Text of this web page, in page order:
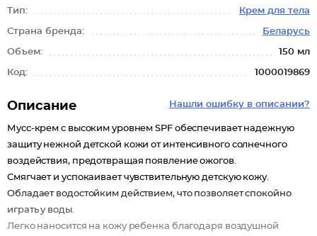
Тип: Крем для тела
Страна бренда: Беларусь
Объем: 150 мл
Код: 1000019869
Нашли ошибку в описании?
Описание
Мусс-крем с высоким уровнем SPF обеспечивает надежную
защиту нежной детской кожи от интенсивного солнечного
воздействия, предотвращая появление ожогов.
Смягчает и успокаивает чувствительную детскую кожу.
Обладает водостойким действием, что позволяет спокойно
играть у воды.
Легко наносится на кожу ребенка благодаря воздушной